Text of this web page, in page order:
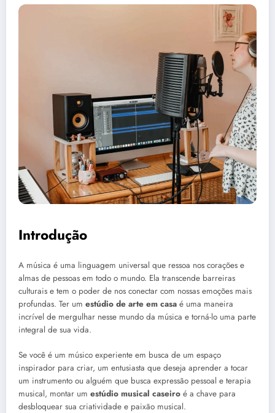
Introdução
A música é uma linguagem universal que ressoa nos corações e
almas de pessoas em todo o mundo. Ela transcende barreiras
culturais e tem o poder de nos conectar com nossas emoções mais
profundas. Ter um estúdio de arte em casa é uma maneira
incrível de mergulhar nesse mundo da música e torná-lo uma parte
integral de sua vida.
Se você é um músico experiente em busca de um espaço
inspirador para criar, um entusiasta que deseja aprender a tocar
um instrumento ou alguém que busca expressão pessoal e terapia
musical, montar um estúdio musical caseiro é a chave para
desbloquear sua criatividade e paixão musical.